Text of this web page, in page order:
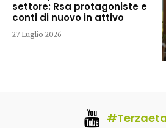
settore: Rsa protagoniste e
conti di nuovo in attivo
27 Luglio 2026